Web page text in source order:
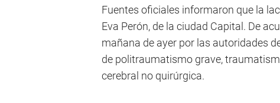
Fuentes oficiales informaron que la
Eva Perón, de la ciudad Capital. De
mañana de ayer por las autoridades
de politraumatismo grave,
cerebral no quirúrgica.